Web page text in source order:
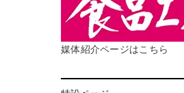
媒体紹介ページはこちら